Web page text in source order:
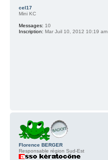
cel17
Mini KC
Messages: 10
Inscription: Mar Juil 10, 2012 10:19 am
Florence BERGER
Responsable région Sud-Est